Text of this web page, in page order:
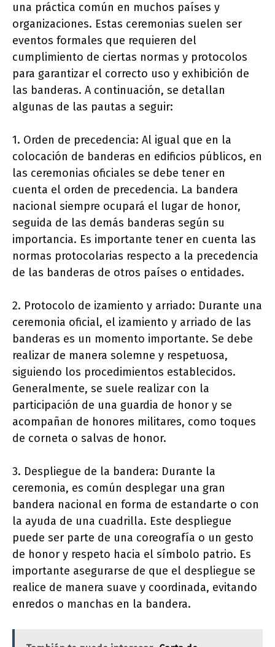
una práctica común en muchos países y
organizaciones. Estas ceremonias suelen ser
eventos formales que requieren del
cumplimiento de ciertas normas y protocolos
para garantizar el correcto uso y exhibición de
las banderas. A continuación, se detallan
algunas de las pautas a seguir:
1. Orden de precedencia: Al igual que en la
colocación de banderas en edificios públicos, en
las ceremonias oficiales se debe tener en
cuenta el orden de precedencia. La bandera
nacional siempre ocupará el lugar de honor,
seguida de las demás banderas según su
importancia. Es importante tener en cuenta las
normas protocolarias respecto a la precedencia
de las banderas de otros países o entidades.
2. Protocolo de izamiento y arriado: Durante una
ceremonia oficial, el izamiento y arriado de las
banderas es un momento importante. Se debe
realizar de manera solemne y respetuosa,
siguiendo los procedimientos establecidos.
Generalmente, se suele realizar con la
participación de una guardia de honor y se
acompañan de honores militares, como toques
de corneta o salvas de honor.
3. Despliegue de la bandera: Durante la
ceremonia, es común desplegar una gran
bandera nacional en forma de estandarte o con
la ayuda de una cuadrilla. Este despliegue
puede ser parte de una coreografía o un gesto
de honor y respeto hacia el símbolo patrio. Es
importante asegurarse de que el despliegue se
realice de manera suave y coordinada, evitando
enredos o manchas en la bandera.